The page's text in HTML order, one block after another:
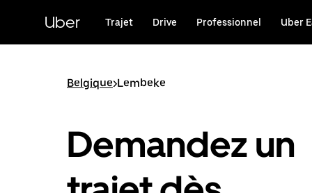
principal
Uber Trajet Drive Professionnel Uber
Belgique>Lembeke
Demandez un